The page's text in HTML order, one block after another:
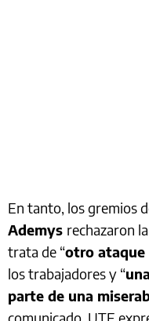
En tanto, los gremios
Ademys rechazaron
trata de “otro
los trabajadores y “
parte de una